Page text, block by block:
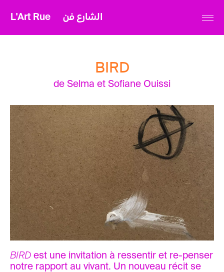
L'Art Rue الشارع فن
BIRD
de Selma et Sofiane Ouissi
BIRD est une invitation à ressentir et re-penser
notre rapport au vivant. Un nouveau récit se